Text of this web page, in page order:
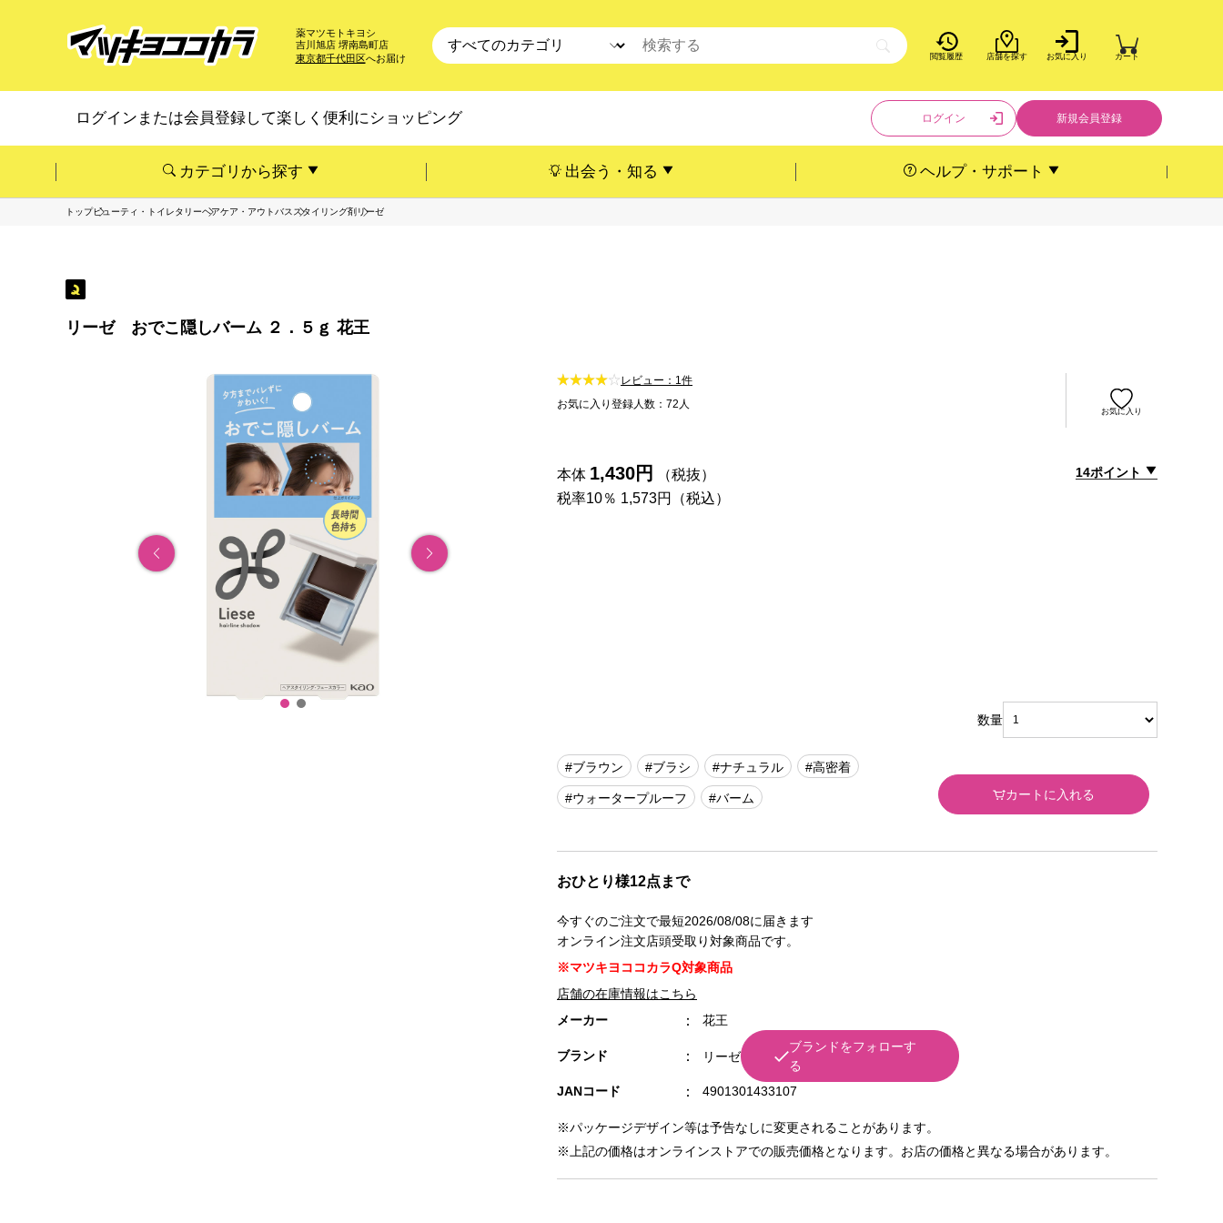
薬マツモトキヨシ
吉川旭店 堺南島町店
東京都千代田区へお届け 閲覧履歴 店舗を探す お気に入り カート
ログインまたは会員登録して楽しく便利にショッピング ログイン 新規会員登録
カテゴリから探す 出会う・知る ヘルプ・サポート
トップビューティ・トイレタリーヘアケア・アウトバス スタイリング剤 リーゼ
リーゼ おでこ隠しバーム ２．５ｇ 花王
レビュー：1件
お気に入り登録人数：72人
お気に入り
本体 1,430円
（税抜）
税率10％ 1,573円（税込）
14ポイント
#ブラウン #ブラシ #ナチュラル #高密着
#ウォータープルーフ #バーム
おひとり様12点まで
今すぐのご注文で最短2026/08/08に届きます
オンライン注文店頭受取り対象商品です。
※マツキヨココカラQ対象商品
店舗の在庫情報はこちら
メーカー 花王
ブランド リーゼ
ブランドをフォローす
る
JANコード
4901301433107
※パッケージデザイン等は予告なしに変更されることがあります。
※上記の価格はオンラインストアでの販売価格となります。お店の価格と異なる場合があります。
数量
カートに入れる